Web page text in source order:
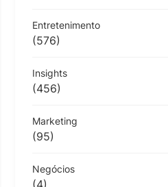
Entretenimento
(576)
Insights
(456)
Marketing
(95)
Negócios
(4)